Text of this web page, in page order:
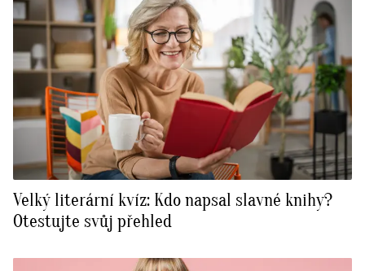
Velký literární kvíz: Kdo napsal slavné knihy?
Otestujte svůj přehled